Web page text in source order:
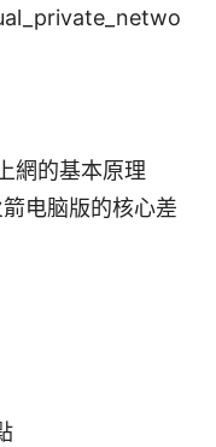
網的基本原理
电脑版的核心差